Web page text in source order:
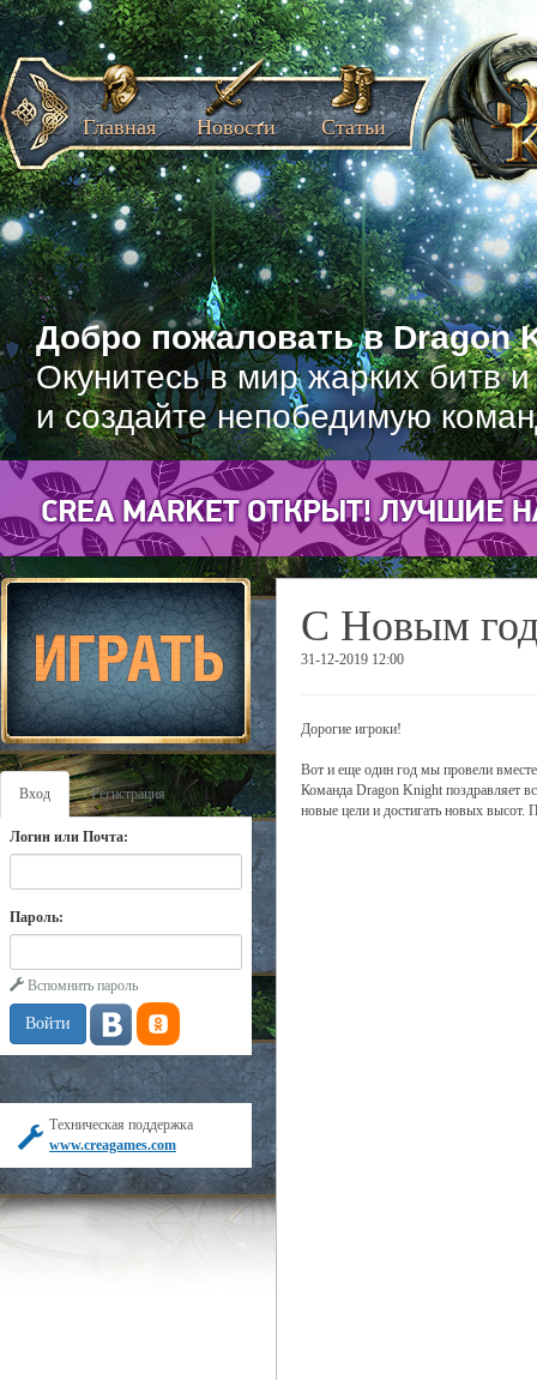
Добро пожаловать в Dragon
Окунитесь в мир жарких битв
и создайте непобедимую
Главная Новости Статьи
Вход Регистрация
Логин или Почта:
Пароль:
Вспомнить пароль
Техническая поддержка
www.creagames.com
С Новым
31-12-2019 12:00
Дорогие игроки!
Вот и еще один год мы провели
Команда Dragon Knight поздравляет
новые цели и достигать новых высот.